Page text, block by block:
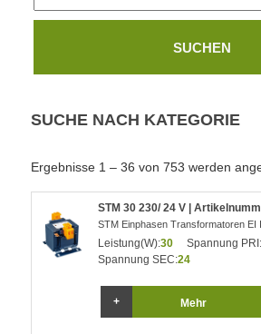
SUCHEN
SUCHE NACH KATEGORIE
Ergebnisse 1 – 36 von 753 werden
STM 30 230/ 24 V |
STM Einphasen Transformatoren EI
Leistung(W):30 Spannung
Spannung SEC:24
Mehr